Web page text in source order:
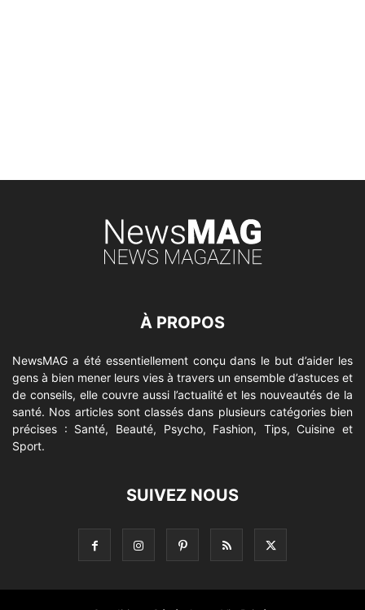
À PROPOS
NewsMAG a été essentiellement conçu dans le but d’aider les
gens à bien mener leurs vies à travers un ensemble d’astuces et
de conseils, elle couvre aussi l’actualité et les nouveautés de la
santé. Nos articles sont classés dans plusieurs catégories bien
précises : Santé, Beauté, Psycho, Fashion, Tips, Cuisine et
Sport.
SUIVEZ NOUS